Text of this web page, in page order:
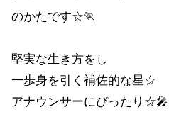
のかたです☆🏃
堅実な生き方をし
一歩身を引く補佐的な星☆
アナウンサーにぴったり☆🎤